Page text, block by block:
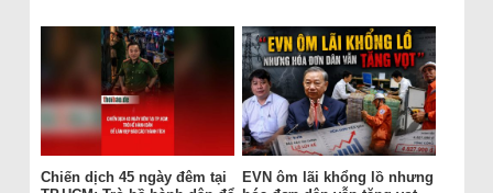
Chiến dịch 45 ngày đêm tại
EVN ôm lãi khổng lồ nhưng